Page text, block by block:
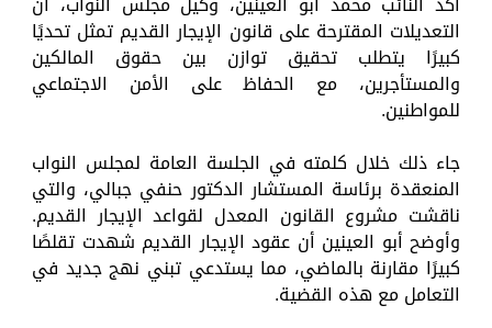
التعديلات المقترحة على قانون الإيجار القديم تمثل تحديًا
كبيرًا يتطلب تحقيق توازن بين حقوق المالكين
والمستأجرين، مع الحفاظ على الأمن الاجتماعي
للمواطنين.
جاء ذلك خلال كلمته في الجلسة العامة لمجلس النواب
المنعقدة برئاسة المستشار الدكتور حنفي جبالي، والتي
ناقشت مشروع القانون المعدل لقواعد الإيجار القديم.
وأوضح أبو العينين أن عقود الإيجار القديم شهدت تقلصًا
كبيرًا مقارنة بالماضي، مما يستدعي تبني نهج جديد في
التعامل مع هذه القضية.